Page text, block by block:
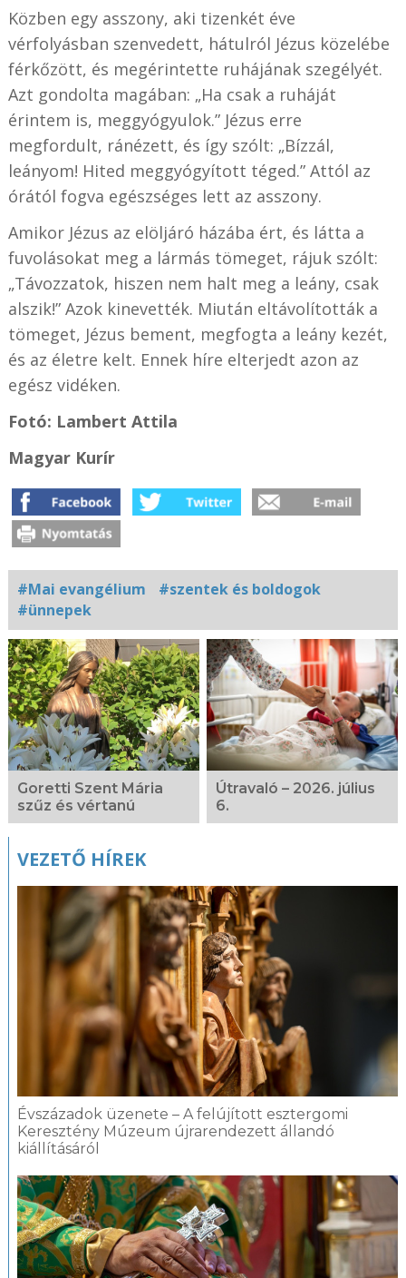
Közben egy asszony, aki tizenkét éve
vérfolyásban szenvedett, hátulról Jézus közelébe
férkőzött, és megérintette ruhájának szegélyét.
Azt gondolta magában: „Ha csak a ruháját
érintem is, meggyógyulok.” Jézus erre
megfordult, ránézett, és így szólt: „Bízzál,
leányom! Hited meggyógyított téged.” Attól az
órától fogva egészséges lett az asszony.
Amikor Jézus az elöljáró házába ért, és látta a
fuvolásokat meg a lármás tömeget, rájuk szólt:
„Távozzatok, hiszen nem halt meg a leány, csak
alszik!” Azok kinevették. Miután eltávolították a
tömeget, Jézus bement, megfogta a leány kezét,
és az életre kelt. Ennek híre elterjedt azon az
egész vidéken.
Fotó: Lambert Attila
Magyar Kurír
#Mai evangélium
#szentek és boldogok
#ünnepek
Kapcsolódó
fotógaléria
Goretti Szent Mária
szűz és vértanú
Útravaló – 2026. július
6.
VEZETŐ HÍREK
Évszázadok üzenete – A felújított esztergomi
Keresztény Múzeum újrarendezett állandó
kiállításáról